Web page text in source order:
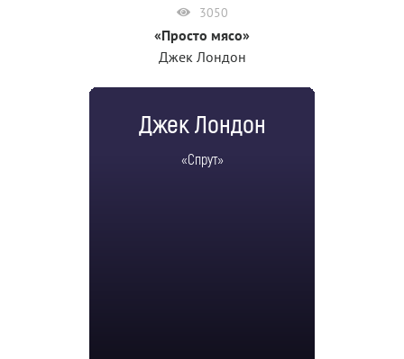
3050
«Просто мясо»
Джек Лондон
Джек Лондон
«Спрут»